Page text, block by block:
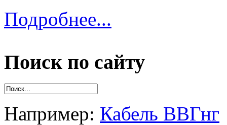
Подробнее...
Поиск по сайту
Например: Кабель ВВГнг